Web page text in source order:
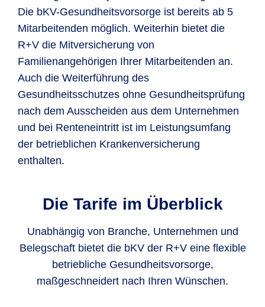
Die bKV-Gesundheitsvorsorge ist bereits ab 5
Mitarbeitenden möglich. Weiterhin bietet die
R+V die Mitversicherung von
Familienangehörigen Ihrer Mitarbeitenden an.
Auch die Weiterführung des
Gesundheitsschutzes ohne Gesundheitsprüfung
nach dem Ausscheiden aus dem Unternehmen
und bei Renteneintritt ist im Leistungsumfang
der betrieblichen Krankenversicherung
enthalten.
Die Tarife im Überblick
Unabhängig von Branche, Unternehmen und
Belegschaft bietet die bKV der R+V eine flexible
betriebliche Gesundheitsvorsorge,
maßgeschneidert nach Ihren Wünschen.